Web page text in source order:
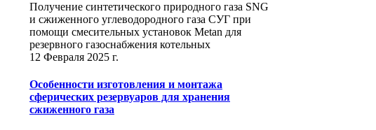
Получение синтетического природного газа SNG
и сжиженного углеводородного газа СУГ при
помощи смесительных установок Metan для
резервного газоснабжения котельных
12 Февраля 2025 г.
Особенности изготовления и монтажа
сферических резервуаров для хранения
сжиженного газа